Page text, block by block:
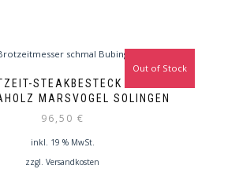
STEAKBESTECK SCHMAL
MARSVOGEL SOLINGEN
96,50 €
Out of Stock
inkl. 19 % MwSt.
zzgl. Versandkosten